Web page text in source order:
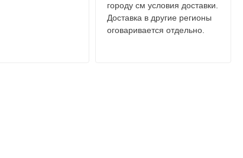
городу см условия доставки.
Доставка в другие регионы
оговаривается отдельно.